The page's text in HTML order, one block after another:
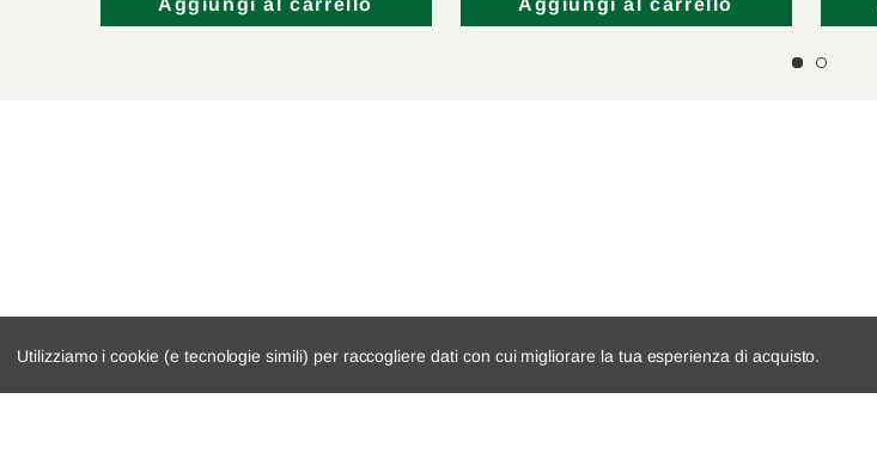
Aggiungi al carrello Aggiungi al carrello
Utilizziamo i cookie (e tecnologie simili) per raccogliere dati con cui migliorare la tua esperienza di acquisto.